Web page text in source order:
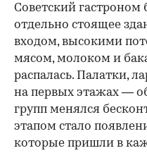
Советский
отдельно стоящее
входом, высокими
мясом, молоком и
распалась. Палатки,
на первых этажах —
групп менялся
этапом стало
которые пришли в